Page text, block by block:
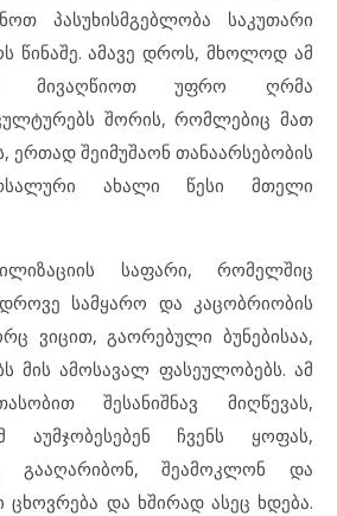
პასუხისმგებლობა საკუთარი
წინაშე. ამავე დროს, მხოლოდ ამ
მივაღწიოთ უფრო ღრმა
შორის, რომლებიც მათ
ერთად შეიმუშაონ თანაარსებობის
ახალი წესი მთელი
საფარი, რომელშიც
სამყარო და კაცობრიობის
ვიცით, გაორებული ბუნებისაა,
მის ამოსავალ ფასეულობებს. ამ
შესანიშნავ მიღწევას,
აუმჯობესებენ ჩვენს ყოფას,
გააღარიბონ, შეამოკლონ და
ცხოვრება და ხშირად ასეც ხდება.